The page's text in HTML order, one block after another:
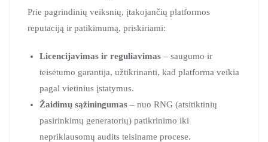
Prie pagrindinių veiksnių, įtakojančių platformos
reputaciją ir patikimumą, priskiriami:
Licencijavimas ir reguliavimas – saugumo ir
teisėtumo garantija, užtikrinanti, kad platforma veikia
pagal vietinius įstatymus.
Žaidimų sąžiningumas – nuo RNG (atsitiktinių
pasirinkimų generatorių) patikrinimo iki
nepriklausomų audits teisiname procese.